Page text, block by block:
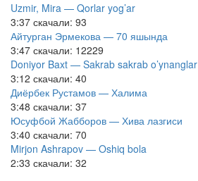
Uzmir, Mira — Qorlar yog’ar
3:37 скачали: 93
Айтурган Эрмекова — 70 яшында
3:47 скачали: 12229
Doniyor Baxt — Sakrab sakrab o’ynanglar
3:12 скачали: 40
Диёрбек Рустамов — Халима
3:48 скачали: 37
Юсуфбой Жабборов — Хива лазгиси
3:40 скачали: 70
Mirjon Ashrapov — Oshiq bola
2:33 скачали: 32